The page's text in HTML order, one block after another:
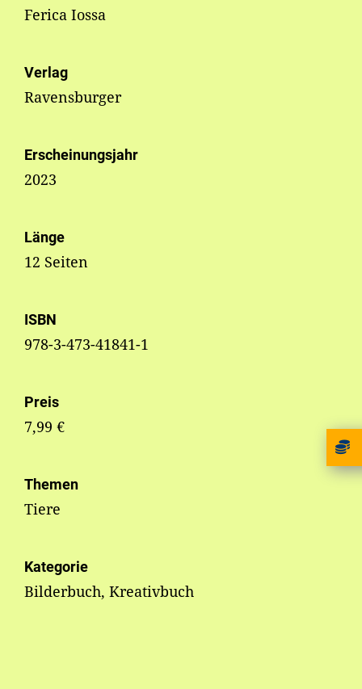
Ferica Iossa
Verlag
Ravensburger
Erscheinungsjahr
2023
Länge
12 Seiten
ISBN
978-3-473-41841-1
Preis
7,99 €
Themen
Tiere
Kategorie
Bilderbuch, Kreativbuch